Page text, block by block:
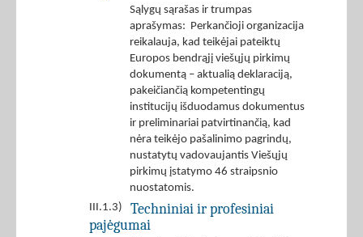
Sąlygų sąrašas ir trumpas
aprašymas: Perkančioji organizacija
reikalauja, kad teikėjai pateiktų
Europos bendrąjį viešųjų pirkimų
dokumentą – aktualią deklaraciją,
pakeičiančią kompetentingų
institucijų išduodamus dokumentus
ir preliminariai patvirtinančią, kad
nėra teikėjo pašalinimo pagrindų,
nustatytų vadovaujantis Viešųjų
pirkimų įstatymo 46 straipsnio
nuostatomis.
III.1.3)
Techniniai ir profesiniai
pajėgumai